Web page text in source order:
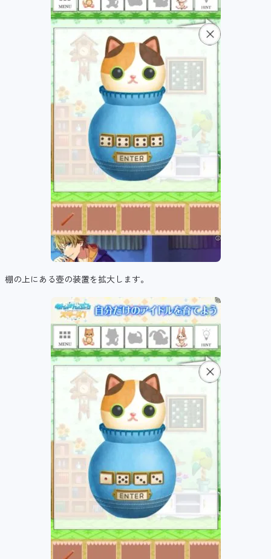
棚の上にある壺の装置を拡大します。